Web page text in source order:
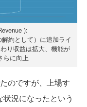
):
約として）に追加ライ
り収益は拡大、機能が
らに向上
のですが、上場す
況になったという